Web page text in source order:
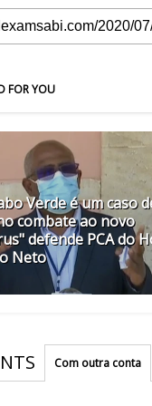
FOR YOU
Verde é um caso
combate ao novo
defende PCA do
Neto
Com outra conta